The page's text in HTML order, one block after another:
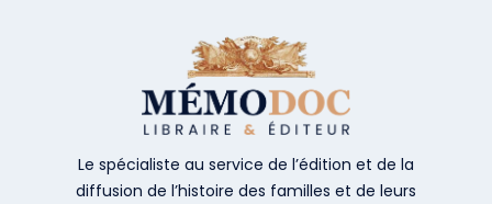
Le spécialiste au service de l’édition et de la
diffusion de l’histoire des familles et de leurs